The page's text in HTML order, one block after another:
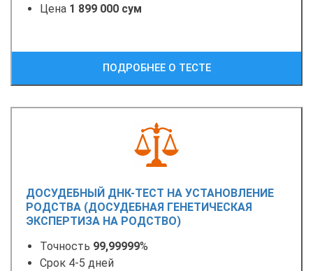
Цена 1 899 000 сум
ПОДРОБНЕЕ О ТЕСТЕ
ДОСУДЕБНЫЙ ДНК-ТЕСТ НА УСТАНОВЛЕНИЕ
РОДСТВА (ДОСУДЕБНАЯ ГЕНЕТИЧЕСКАЯ
ЭКСПЕРТИЗА НА РОДСТВО)
Точность 99,99999%
Срок 4-5 дней